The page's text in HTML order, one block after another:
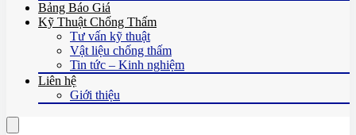
Bảng Báo Giá
Kỹ Thuật Chống Thấm
Tư vấn kỹ thuật
Vật liệu chống thấm
Tin tức – Kinh nghiệm
Liên hệ
Giới thiệu